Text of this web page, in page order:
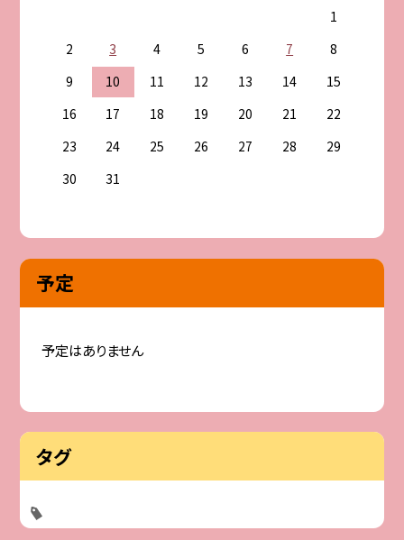
1
2
3 4 5 6 7
8
9
10 11 12 13 14
15
16
17 18 19 20 21
22
23
24 25 26 27 28
29
30
31
予定
予定はありません
タグ